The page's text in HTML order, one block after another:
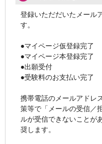
登録いただだいたメール
す。
●マイページ仮登録完了
●マイページ本登録完了
●出願受付
●受験料のお支払い完了
携帯電話のメールアドレ
策等で「メールの受信／
ルが受信できないことが
奨します。